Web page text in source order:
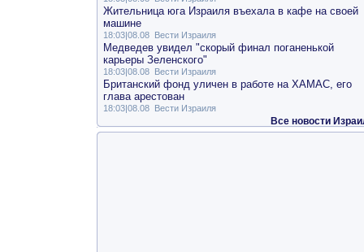
Жительница юга Израиля въехала в кафе на своей
машине
18:03|08.08 Вести Израиля
Медведев увидел "скорый финал поганенькой
карьеры Зеленского"
18:03|08.08 Вести Израиля
Британский фонд уличен в работе на ХАМАС, его
глава арестован
18:03|08.08 Вести Израиля
Все новости